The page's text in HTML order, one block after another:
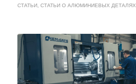
СТАТЬИ, СТАТЬИ О АЛЮМИНИЕВЫХ ДЕТАЛЯХ